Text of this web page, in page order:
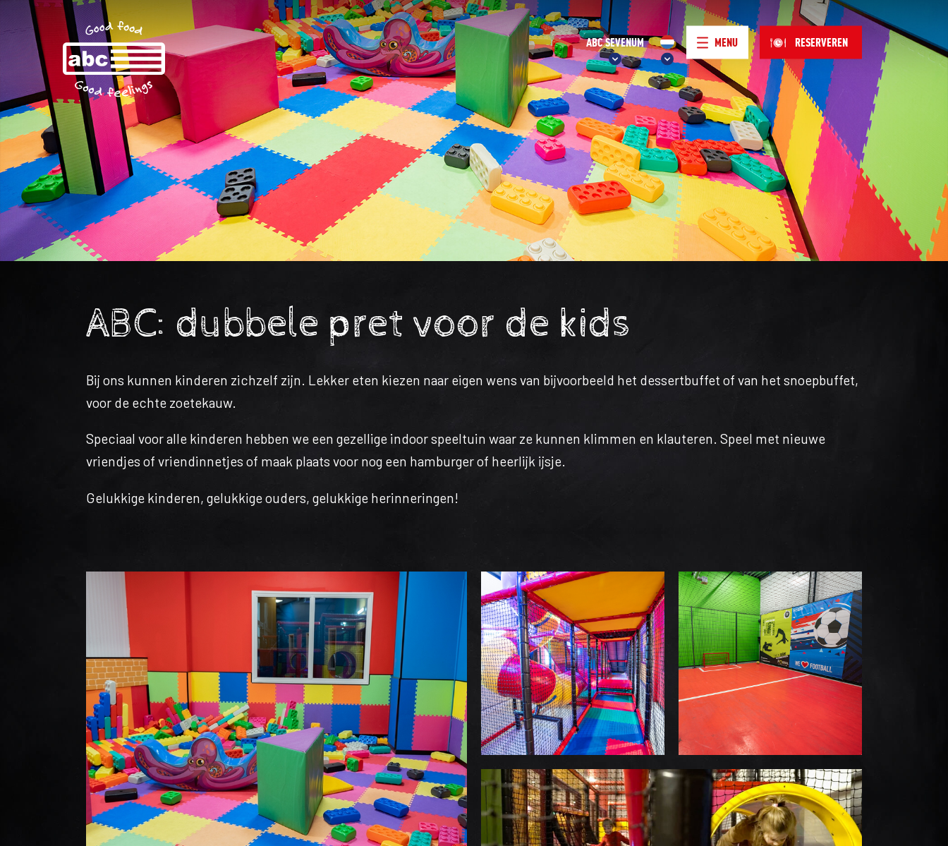
ABC SEVENUM
KIES UW ABC!
ABC VELP
ABC SEVENUM
MENU RESERVEREN
ABC: dubbele pret voor de kids
Bij ons kunnen kinderen zichzelf zijn. Lekker eten kiezen naar eigen wens van bijvoorbeeld het dessertbuffet of van het snoepbuffet,
voor de echte zoetekauw.
Speciaal voor alle kinderen hebben we een gezellige indoor speeltuin waar ze kunnen klimmen en klauteren. Speel met nieuwe
vriendjes of vriendinnetjes of maak plaats voor nog een hamburger of heerlijk ijsje.
Gelukkige kinderen, gelukkige ouders, gelukkige herinneringen!